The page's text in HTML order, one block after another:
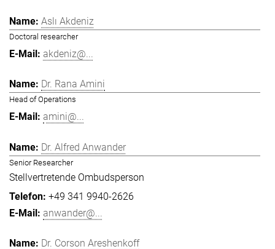
Aslı Akdeniz
Doctoral researcher
akdeniz@...
Dr. Rana Amini
Head of Operations
amini@...
Dr. Alfred Anwander
Senior Researcher
Stellvertretende Ombudsperson
+49 341 9940-2626
anwander@...
Dr. Corson Areshenkoff